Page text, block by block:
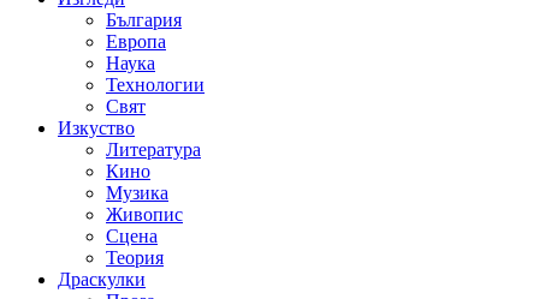
България
Европа
Наука
Технологии
Свят
Изкуство
Литература
Кино
Музика
Живопис
Сцена
Теория
Драскулки